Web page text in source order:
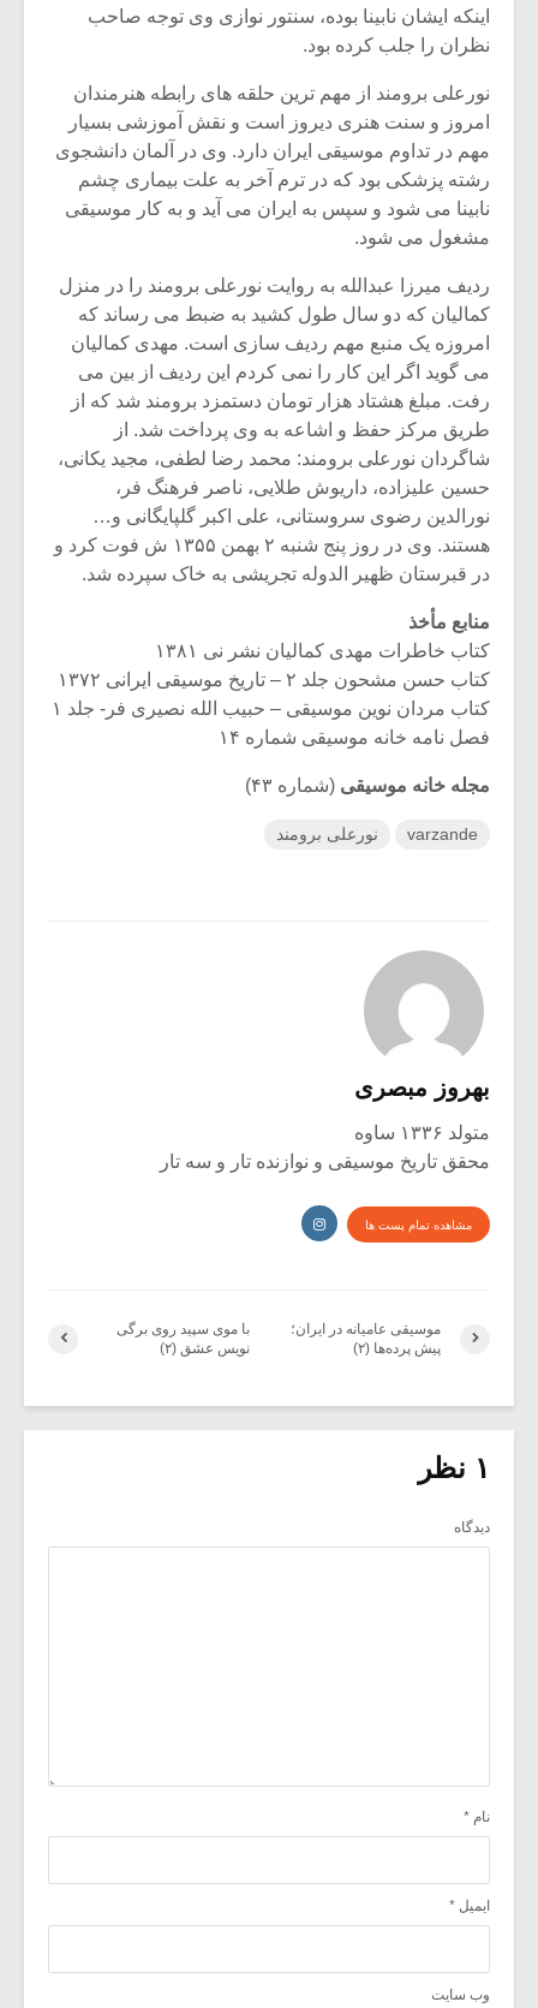
اینکه ایشان نابینا بوده، سنتور نوازی وی توجه صاحب
نظران را جلب کرده بود.
نورعلی برومند از مهم ترین حلقه های رابطه هنرمندان
امروز و سنت هنری دیروز است و نقش آموزشی بسیار
مهم در تداوم موسیقی ایران دارد. وی در آلمان دانشجوی
رشته پزشکی بود که در ترم آخر به علت بیماری چشم
نابینا می شود و سپس به ایران می آید و به کار موسیقی
مشغول می شود.
ردیف میرزا عبدالله به روایت نورعلی برومند را در منزل
کمالیان که دو سال طول کشید به ضبط می رساند که
امروزه یک منبع مهم ردیف سازی است. مهدی کمالیان
می گوید اگر این کار را نمی کردم این ردیف از بین می
رفت. مبلغ هشتاد هزار تومان دستمزد برومند شد که از
طریق مرکز حفظ و اشاعه به وی پرداخت شد. از
شاگردان نورعلی برومند: محمد رضا لطفی، مجید یکانی،
حسین علیزاده، داریوش طلایی، ناصر فرهنگ فر،
نورالدین رضوی سروستانی، علی اکبر گلپایگانی و…
هستند. وی در روز پنج شنبه ۲ بهمن ۱۳۵۵ ش فوت کرد و
در قبرستان ظهیر الدوله تجریشی به خاک سپرده شد.
منابع مأخذ
کتاب خاطرات مهدی کمالیان نشر نی ۱۳۸۱
کتاب حسن مشحون جلد ۲ – تاریخ موسیقی ایرانی ۱۳۷۲
کتاب مردان نوین موسیقی – حبیب الله نصیری فر- جلد ۱
فصل نامه خانه موسیقی شماره ۱۴
مجله خانه موسیقی (شماره ۴۳)
varzande نورعلی برومند
بهروز مبصری
متولد ۱۳۳۶ ساوه
محقق تاریخ موسیقی و نوازنده تار و سه تار
مشاهده تمام پست ها
با موی سپید روی برگی
نویس عشق (۲)
موسیقی عامیانه در ایران؛
پیش پرده‌ها (۲)
۱ نظر
دیدگاه
نام *
ایمیل *
وب‌ سایت